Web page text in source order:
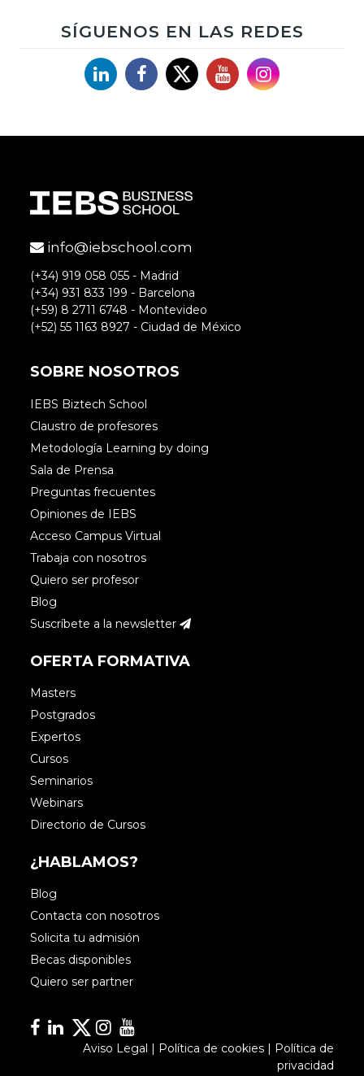
SÍGUENOS EN LAS REDES
LinkedinFacebook
X YouTubeInstagram
info@iebschool.com
(+34) 919 058 055 - Madrid
(+34) 931 833 199 - Barcelona
(+59) 8 2711 6748 - Montevideo
(+52) 55 1163 8927 - Ciudad de México
SOBRE NOSOTROS
IEBS Biztech School
Claustro de profesores
Metodología Learning by doing
Sala de Prensa
Preguntas frecuentes
Opiniones de IEBS
Acceso Campus Virtual
Trabaja con nosotros
Quiero ser profesor
Blog
Suscríbete a la newsletter
OFERTA FORMATIVA
Masters
Postgrados
Expertos
Cursos
Seminarios
Webinars
Directorio de Cursos
¿HABLAMOS?
Blog
Contacta con nosotros
Solicita tu admisión
Becas disponibles
Quiero ser partner
Facebook
Linkedin
Linkedin
Instagram
Aviso Legal | Política de cookies| Política de
privacidad